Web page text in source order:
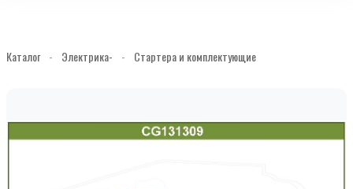
Каталог - Электрика- - Стартера и комплектующие